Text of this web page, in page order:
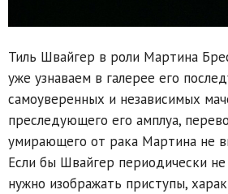
Тиль Швайгер в роли Мартина
уже узнаваем в галерее его
самоуверенных и независимых
преследующего его амплуа,
умирающего от рака Мартина не
Если бы Швайгер периодически
нужно изображать приступы,